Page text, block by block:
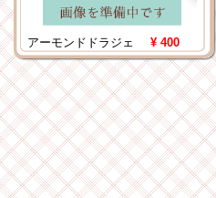
アーモンドドラジェ ¥ 400